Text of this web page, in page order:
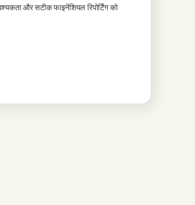
और सटीक फाइनेंशियल रिपोर्टिंग को